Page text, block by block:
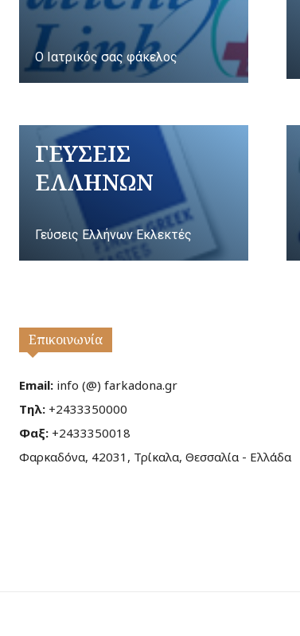
Ο Ιατρικός σας φάκελος
ΓΕΥΣΕΙΣ
ΕΛΛΗΝΩΝ
Γεύσεις Ελλήνων Εκλεκτές
Επικοινωνία
Email: info (@) farkadona.gr
Τηλ: +2433350000
Φαξ: +2433350018
Φαρκαδόνα, 42031, Τρίκαλα, Θεσσαλία - Ελλάδα